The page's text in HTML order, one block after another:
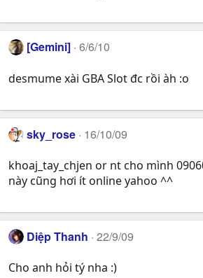
[Gemini] 6/6/10
desmume xài GBA Slot đc rồi àh :o
sky_rose 16/10/09
khoaj_tay_chjen or nt cho mình
này cũng hơi ít online yahoo ^^
Diệp Thanh 22/9/09
Cho anh hỏi tý nha :)